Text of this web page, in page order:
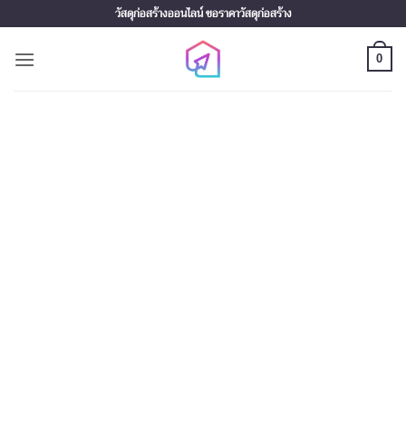
to
content
วัสดุก่อสร้างออนไลน์ ขอราคาวัสดุก่อสร้าง
0